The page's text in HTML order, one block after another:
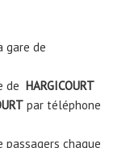
gare de
de HARGICOURT
par téléphone
chaque